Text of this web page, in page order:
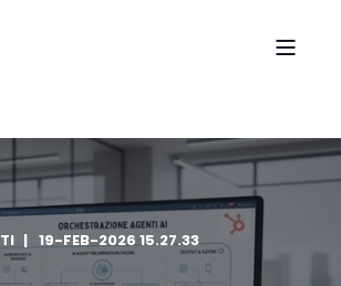
19-FEB-2026 15.27.33